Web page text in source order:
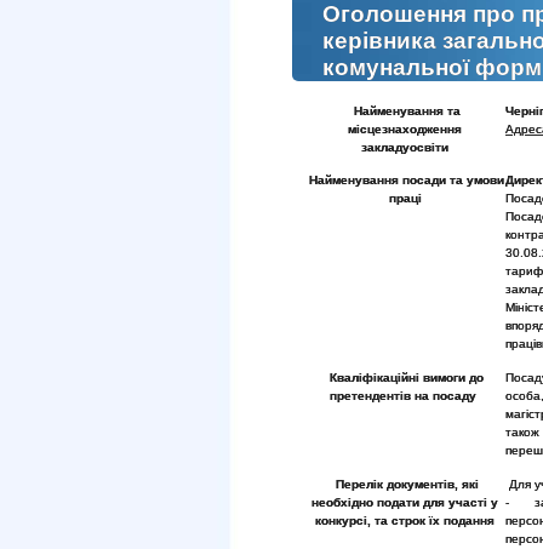
Оголошення про
керівника
комунальної
Найменування та
місцезнаходження
закладуосвіти
Найменування посади та умови
праці
Кваліфікаційні вимоги до
претендентів на посаду
Перелік документів, які
необхідно подати для участі у
конкурсі, та строк їх подання
Для
-